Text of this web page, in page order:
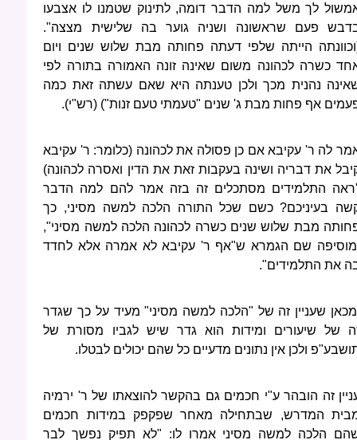
לך משל למה הדבר דומה, לתינוק שטמנו לו אצבעו
פעם שראשונה ושניה גוער בה שלישית מצצה".
הייתה שלפי דעתה פחותה מבת שלוש שנים ויום
כשרה לכהונה משום שאינה זונה האמורה בתורה לפי
נהנית מכך ולכן טענתה היא שאם עשתה זאת כמה
אף פחות מבת ג' שנים "טעמתי טעם זנות") (רש"י).
לה ר' עקיבא אם כן פסולה את לכהונה (כלומר: ר' עקיבא
את דבריה ושינה בעקבות זאת את הדין ואסרה לכהונה)
התלמידים מסתכלים זה בזה אמר להם למה הדבר
בעיניכם? כשם שכל התורה הלכה למשה מסיני, כך
מבת שלוש שנים כשרה לכהונה הלכה למשה מסיני",
שם הגמרא ש"אף ר' עקיבא לא אמרה אלא לחדד
את התלמידים".
שעניין זה של "הלכה למשה מסיני" מעיד על כך שגדר
של שיעורים ומידות הוא גדר שיש לגביו מסורת של
ולכן אין נתונים מדעיים כל שהם יכולים לבטלו.
זה הובהר ע"י חכמים גם בהקשר להוצאתו של ר' ירמיה
המדרש, שבתחילה מאחר שפקפק במידות חכמים
הלכה למשה מסיני אמרו לו: "לא תפיק נפשך לבר